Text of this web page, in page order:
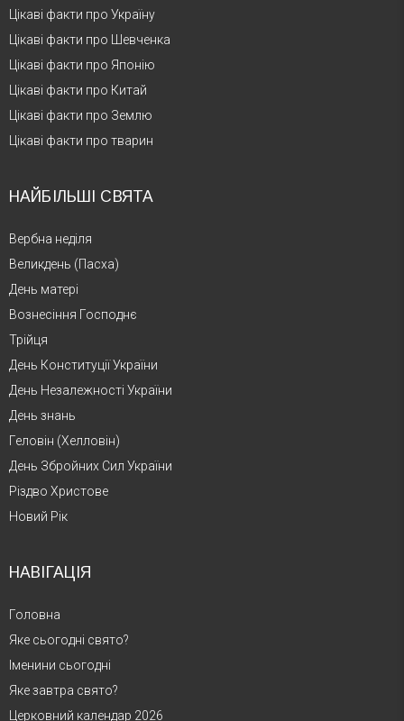
Цікаві факти про Україну
Цікаві факти про Шевченка
Цікаві факти про Японію
Цікаві факти про Китай
Цікаві факти про Землю
Цікаві факти про тварин
НАЙБІЛЬШІ СВЯТА
Вербна неділя
Великдень (Пасха)
День матері
Вознесіння Господнє
Трійця
День Конституції України
День Незалежності України
День знань
Геловін (Хелловін)
День Збройних Сил України
Різдво Христове
Новий Рік
НАВІГАЦІЯ
Головна
Яке сьогодні свято?
Іменини сьогодні
Яке завтра свято?
Церковний календар 2026